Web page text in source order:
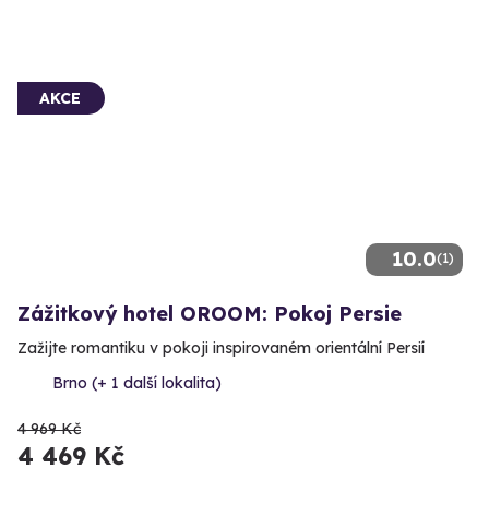
10.0(1)
AKCE
Zážitkový hotel OROOM: Pokoj Persie
Zažijte romantiku v pokoji inspirovaném orientální Persií
Brno (+ 1 další lokalita)
4 969 Kč
4 469 Kč